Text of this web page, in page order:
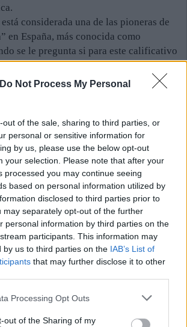
Do Not Process My Personal
out of the sale, sharing to third parties, or
personal or sensitive information for
by us, please use the below opt-out
your selection. Please note that after your
processed you may continue seeing
based on personal information utilized by
disclosed to third parties prior to
may separately opt-out of the further
personal information by third parties on the
participants. This information may
by us to third parties on the IAB’s List of
that may further disclose it to other
Processing Opt Outs
out of the Sharing of my
considerada una de las pioneras de
en España, más conocida como
se le pregunta si para este calificativo
responde —con alegría— que solo es
“Es un honor que te nombren reina
un reconocimiento de la gente
y la música de mi país”, argumenta
“He buscado la fusión con el ritmo
el folclore y el estilo más roquero. He
mi sonido, mi seña de identidad”.
actuación dentro del Festival
Fit de Cazorla, tiene sus maletas
la vuelta al mundo”. “Empezamos a
dos años. Entre noviembre de 2013
hecho toda la parte musical y de
de publicarlo. Es un disco que se
sello discográfico en francés, por lo que
países entre Europa y Latinoamérica.
la presentación de este nuevo trabajo.